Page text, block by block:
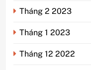
Tháng 2 2023
Tháng 1 2023
Tháng 12 2022